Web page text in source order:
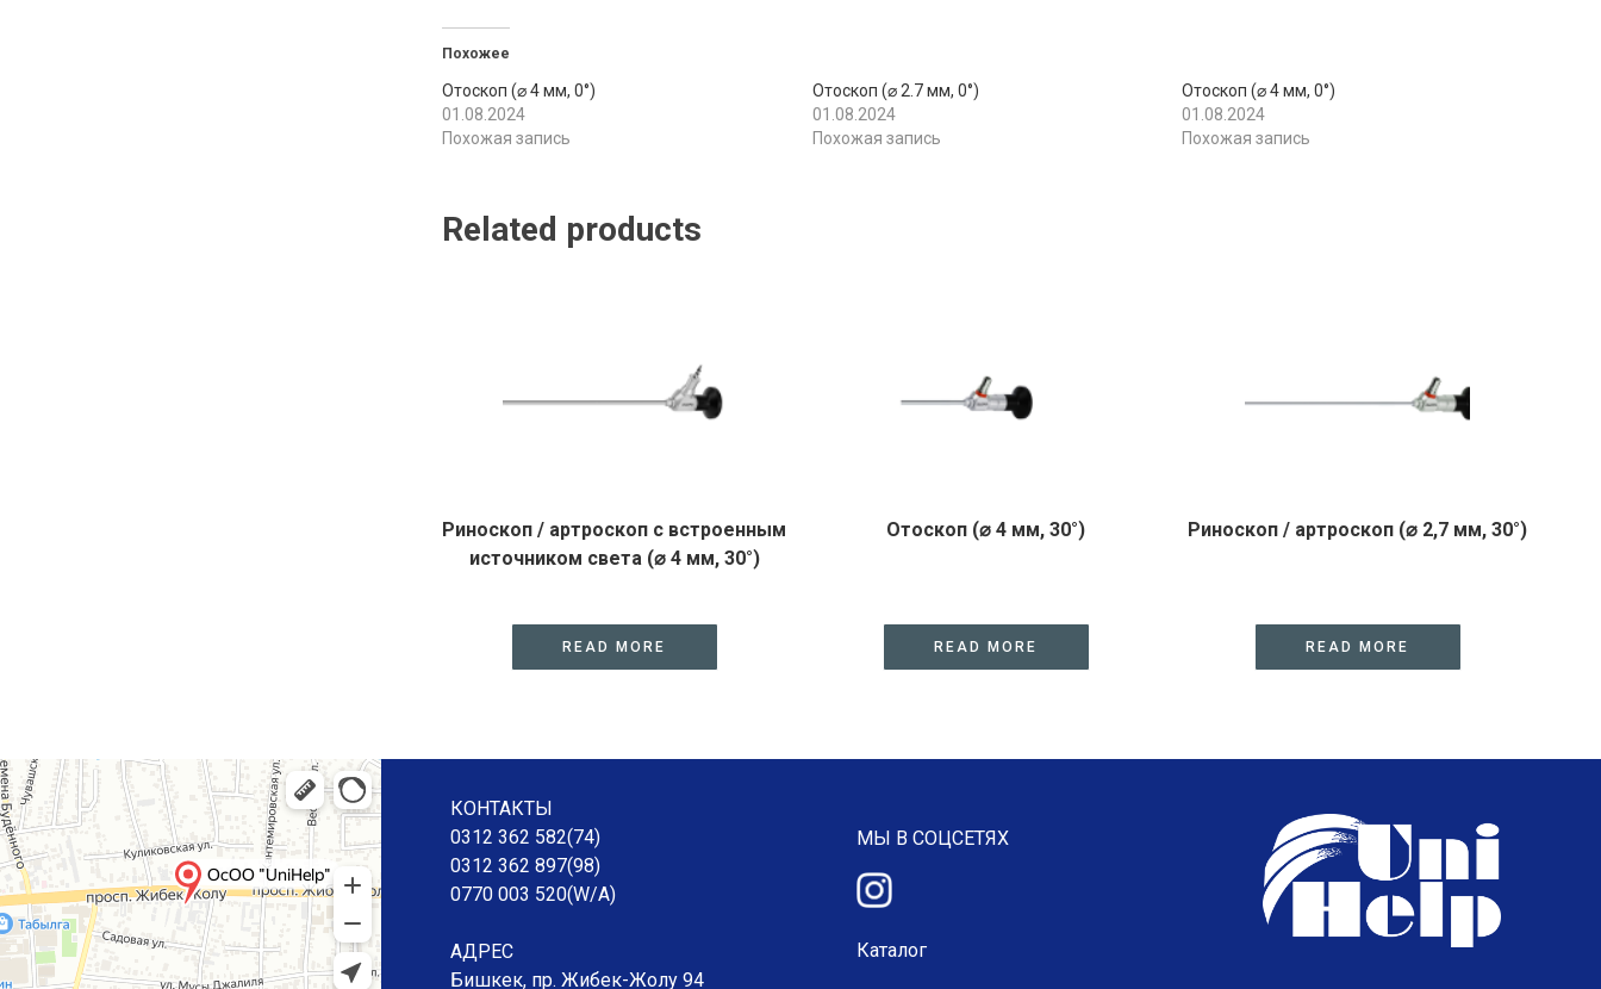
Похожее
Отоскоп (⌀ 4 мм, 0°)
01.08.2024
Похожая запись
Отоскоп (⌀ 2.7 мм, 0°)
01.08.2024
Похожая запись
Отоскоп (⌀ 4 мм, 0°)
01.08.2024
Похожая запись
Related products
Риноскоп / артроскоп с встроенным
источником света (⌀ 4 мм, 30°)
READ MORE
Отоскоп (⌀ 4 мм, 30°)
READ MORE
Риноскоп / артроскоп (⌀ 2,7 мм, 30°)
READ MORE
КОНТАКТЫ
0312 362 582(74)
0312 362 897(98)
0770 003 520(W/A)
АДРЕС
Бишкек, пр. Жибек-Жолу 94
МЫ В СОЦСЕТЯХ
Каталог